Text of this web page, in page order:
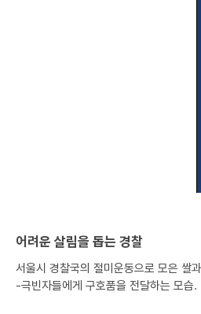
어려운 살림을 돕는 경찰
서울시 경찰국의 절미운동으로 모은 쌀
-극빈자들에게 구호품을 전달하는 모습.